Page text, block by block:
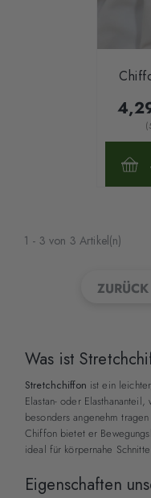
1 - 3 von 3 Artikel(n)
Was ist
Stretchchiffon ist ein
Elastan- oder
besonders angenehm
Chiffon bietet er
ideal für körpernahe
Eigenschaften